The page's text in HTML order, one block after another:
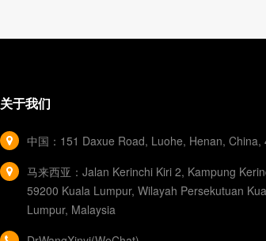
关于我们
中国：151 Daxue Road, Luohe, Henan, China,
马来西亚：Jalan Kerinchi Kiri 2, Kampung
59200 Kuala Lumpur, Wilayah Persekutuan
Lumpur, Malaysia